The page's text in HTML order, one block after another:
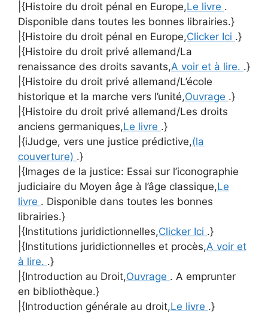
|{Histoire du droit pénal en Europe,Le livre .
Disponible dans toutes les bonnes librairies.}
|{Histoire du droit pénal en Europe,Clicker Ici .}
|{Histoire du droit privé allemand/La
renaissance des droits savants,A voir et à lire. .}
|{Histoire du droit privé allemand/L’école
historique et la marche vers l’unité,Ouvrage .}
|{Histoire du droit privé allemand/Les droits
anciens germaniques,Le livre .}
|{iJudge, vers une justice prédictive,(la
couverture) .}
|{Images de la justice: Essai sur l’iconographie
judiciaire du Moyen âge à l’âge classique,Le
livre . Disponible dans toutes les bonnes
librairies.}
|{Institutions juridictionnelles,Clicker Ici .}
|{Institutions juridictionnelles et procès,A voir et
à lire. .}
|{Introduction au Droit,Ouvrage . A emprunter
en bibliothèque.}
|{Introduction générale au droit,Le livre .}